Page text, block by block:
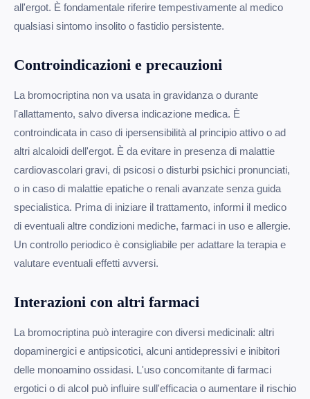
all'ergot. È fondamentale riferire tempestivamente al medico
qualsiasi sintomo insolito o fastidio persistente.
Controindicazioni e precauzioni
La bromocriptina non va usata in gravidanza o durante
l'allattamento, salvo diversa indicazione medica. È
controindicata in caso di ipersensibilità al principio attivo o ad
altri alcaloidi dell'ergot. È da evitare in presenza di malattie
cardiovascolari gravi, di psicosi o disturbi psichici pronunciati,
o in caso di malattie epatiche o renali avanzate senza guida
specialistica. Prima di iniziare il trattamento, informi il medico
di eventuali altre condizioni mediche, farmaci in uso e allergie.
Un controllo periodico è consigliabile per adattare la terapia e
valutare eventuali effetti avversi.
Interazioni con altri farmaci
La bromocriptina può interagire con diversi medicinali: altri
dopaminergici e antipsicotici, alcuni antidepressivi e inibitori
delle monoamino ossidasi. L'uso concomitante di farmaci
ergotici o di alcol può influire sull'efficacia o aumentare il rischio